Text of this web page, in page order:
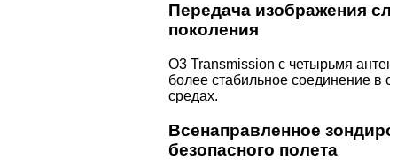
Передача изображения
поколения
O3 Transmission с четырьмя
более стабильное соединение в
средах.
Всенаправленное
безопасного полета